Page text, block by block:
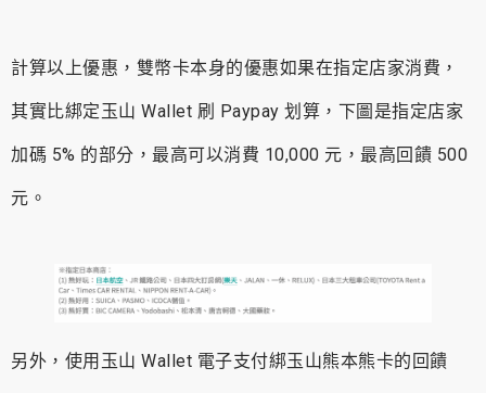
計算以上優惠，雙幣卡本身的優惠如果在指定店家消費，
其實比綁定玉山 Wallet 刷 Paypay 划算，下圖是指定店家
加碼 5% 的部分，最高可以消費 10,000 元，最高回饋 500
元。
另外，使用玉山 Wallet 電子支付綁玉山熊本熊卡的回饋